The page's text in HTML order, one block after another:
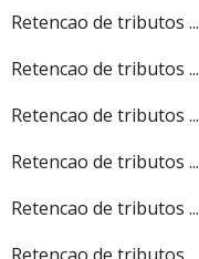
Retencao de tributos ...
Retencao de tributos ...
Retencao de tributos ...
Retencao de tributos ...
Retencao de tributos ...